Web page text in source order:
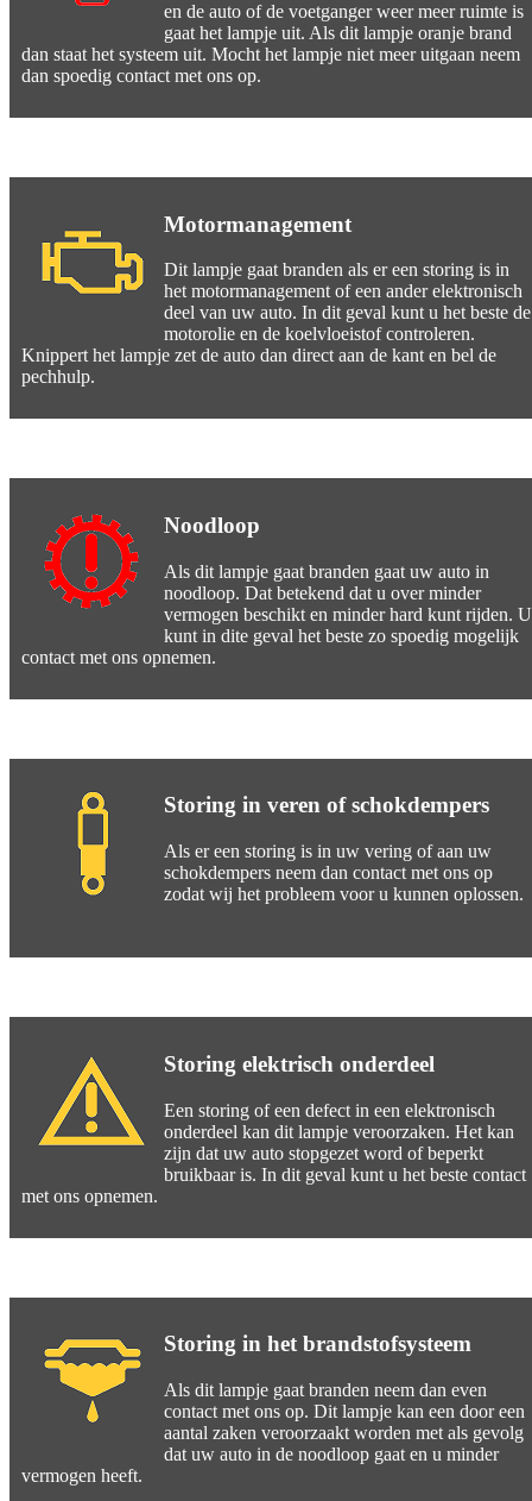
en de auto of de voetganger weer meer ruimte is
gaat het lampje uit. Als dit lampje oranje brand
dan staat het systeem uit. Mocht het lampje niet meer uitgaan neem
dan spoedig contact met ons op.
Motormanagement
Dit lampje gaat branden als er een storing is in
het motormanagement of een ander elektronisch
deel van uw auto. In dit geval kunt u het beste de
motorolie en de koelvloeistof controleren.
Knippert het lampje zet de auto dan direct aan de kant en bel de
pechhulp.
Noodloop
Als dit lampje gaat branden gaat uw auto in
noodloop. Dat betekend dat u over minder
vermogen beschikt en minder hard kunt rijden. U
kunt in dite geval het beste zo spoedig mogelijk
contact met ons opnemen.
Storing in veren of schokdempers
Als er een storing is in uw vering of aan uw
schokdempers neem dan contact met ons op
zodat wij het probleem voor u kunnen oplossen.
Storing elektrisch onderdeel
Een storing of een defect in een elektronisch
onderdeel kan dit lampje veroorzaken. Het kan
zijn dat uw auto stopgezet word of beperkt
bruikbaar is. In dit geval kunt u het beste contact
met ons opnemen.
Storing in het brandstofsysteem
Als dit lampje gaat branden neem dan even
contact met ons op. Dit lampje kan een door een
aantal zaken veroorzaakt worden met als gevolg
dat uw auto in de noodloop gaat en u minder
vermogen heeft.